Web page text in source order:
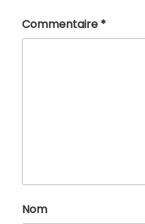
Commentaire *
Nom